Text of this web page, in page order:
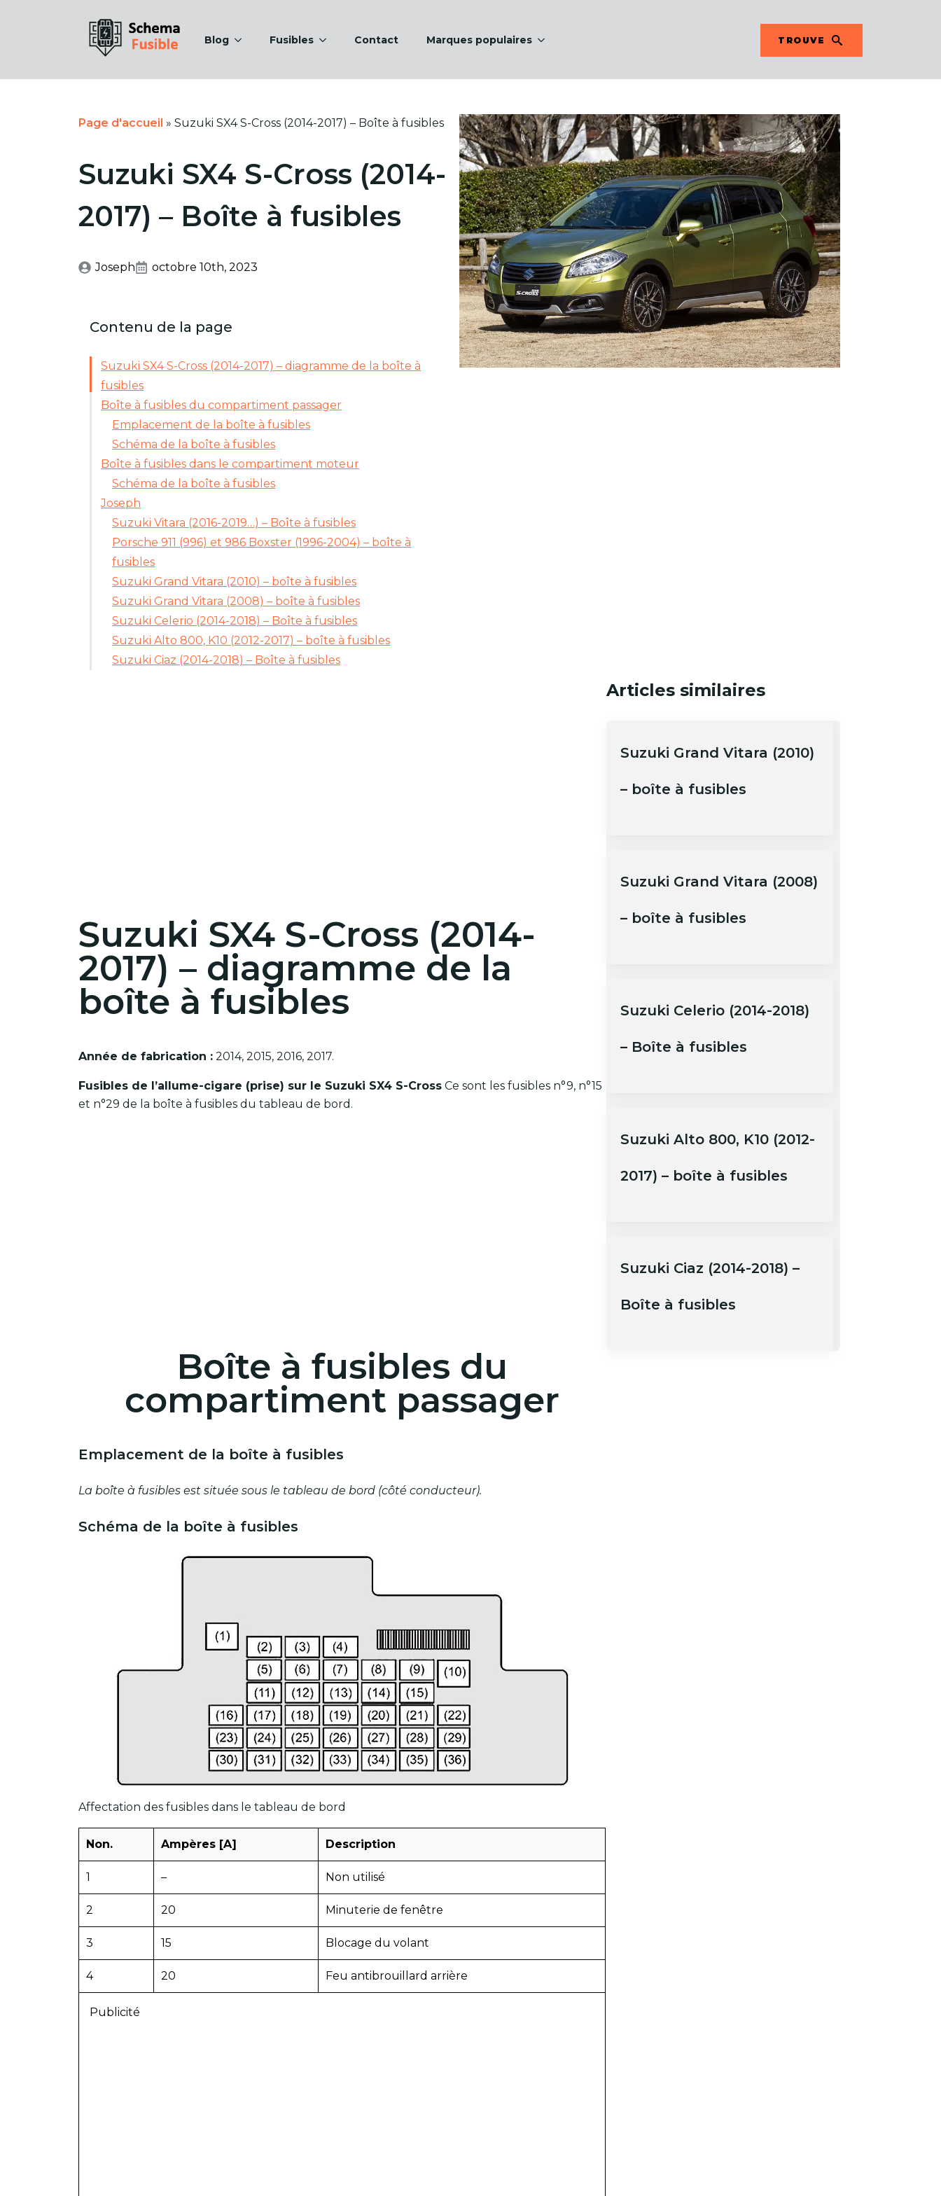
Blog Fusibles Contact Marques populaires TROUVE
Page d'accueil » Suzuki SX4 S-Cross (2014-2017) – Boîte à fusibles
Suzuki SX4 S-Cross (2014-
2017) – Boîte à fusibles
Joseph octobre 10th, 2023
Contenu de la page
Suzuki SX4 S-Cross (2014-2017) – diagramme de la boîte à
fusibles
Boîte à fusibles du compartiment passager
Emplacement de la boîte à fusibles
Schéma de la boîte à fusibles
Boîte à fusibles dans le compartiment moteur
Schéma de la boîte à fusibles
Joseph
Suzuki Vitara (2016-2019…) – Boîte à fusibles
Porsche 911 (996) et 986 Boxster (1996-2004) – boîte à
fusibles
Suzuki Grand Vitara (2010) – boîte à fusibles
Suzuki Grand Vitara (2008) – boîte à fusibles
Suzuki Celerio (2014-2018) – Boîte à fusibles
Suzuki Alto 800, K10 (2012-2017) – boîte à fusibles
Suzuki Ciaz (2014-2018) – Boîte à fusibles
Suzuki SX4 S-Cross (2014-
2017) – diagramme de la
boîte à fusibles
Année de fabrication : 2014, 2015, 2016, 2017.
Fusibles de l’allume-cigare (prise) sur le Suzuki SX4 S-Cross Ce sont les fusibles n°9, n°15
et n°29 de la boîte à fusibles du tableau de bord.
Boîte à fusibles du
compartiment passager
Emplacement de la boîte à fusibles
La boîte à fusibles est située sous le tableau de bord (côté conducteur).
Schéma de la boîte à fusibles
Affectation des fusibles dans le tableau de bord
Non. Ampères [A] Description
1 – Non utilisé
2 20 Minuterie de fenêtre
3 15 Blocage du volant
4 20 Feu antibrouillard arrière
Publicité
Articles similaires
Suzuki Grand Vitara (2010)
– boîte à fusibles
Suzuki Grand Vitara (2008)
– boîte à fusibles
Suzuki Celerio (2014-2018)
– Boîte à fusibles
Suzuki Alto 800, K10 (2012-
2017) – boîte à fusibles
Suzuki Ciaz (2014-2018) –
Boîte à fusibles